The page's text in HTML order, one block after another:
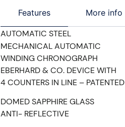
Features More info
AUTOMATIC STEEL
MECHANICAL AUTOMATIC
WINDING CHRONOGRAPH
EBERHARD & CO. DEVICE WITH
4 COUNTERS IN LINE – PATENTED
DOMED SAPPHIRE GLASS
ANTI- REFLECTIVE